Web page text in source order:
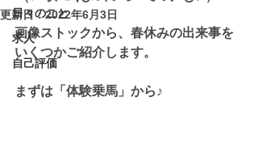
日々のこと
求人
自己評価
更新日：2022年6月3日
画像ストックから、春休みの出来事を
いくつかご紹介します。
まずは「体験乗馬」から♪